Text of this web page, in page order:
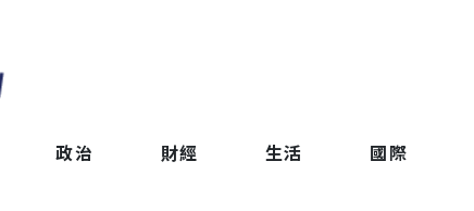
政治 財經 生活 國際